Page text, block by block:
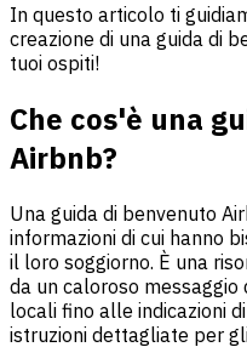
In questo articolo ti
creazione di una guida di
tuoi ospiti!
Che cos'è una
Airbnb?
Una guida di benvenuto
informazioni di cui hanno
il loro soggiorno. È una
da un caloroso
locali fino alle indicazioni
istruzioni dettagliate per